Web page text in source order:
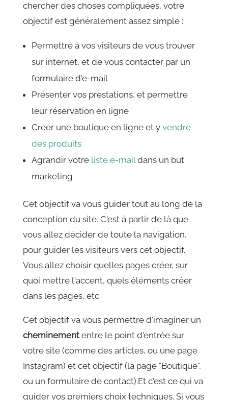
chercher des choses compliquées, votre
objectif est généralement assez simple :
Permettre à vos visiteurs de vous trouver
sur internet, et de vous contacter par un
formulaire d'e-mail
Présenter vos prestations, et permettre
leur réservation en ligne
Creer une boutique en ligne et y vendre
des produits
Agrandir votre liste e-maildans un but
marketing
Cet objectif va vous guider tout au long de la
conception du site. C'est à partir de là que
vous allez décider de toute la navigation,
pour guider les visiteurs vers cet objectif.
Vous allez choisir quelles pages créer, sur
quoi mettre l'accent, quels éléments créer
dans les pages, etc.
Cet objectif va vous permettre d'imaginer un
cheminement entre le point d'entrée sur
votre site (comme des articles, ou une page
Instagram) et cet objectif (la page "Boutique",
ou un formulaire de contact).Et c'est ce qui va
guider vos premiers choix techniques. Si vous